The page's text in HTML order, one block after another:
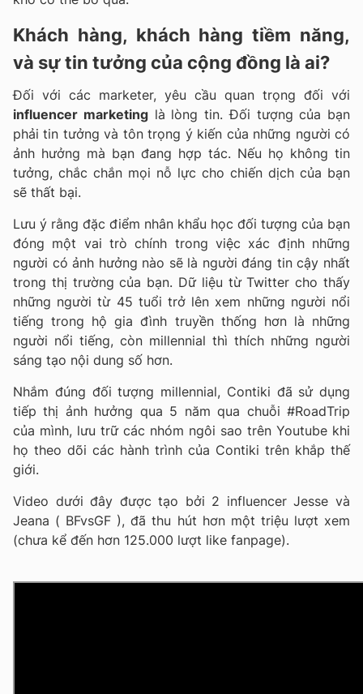
Khách hàng, khách hàng tiềm năng,
và sự tin tưởng của cộng đồng là ai?
Đối với các marketer, yêu cầu quan trọng đối với
influencer marketinglà lòng tin. Đối tượng của bạn
phải tin tưởng và tôn trọng ý kiến của những người có
ảnh hưởng mà bạn đang hợp tác. Nếu họ không tin
tưởng, chắc chắn mọi nỗ lực cho chiến dịch của bạn
sẽ thất bại.
Lưu ý rằng đặc điểm nhân khẩu học đối tượng của bạn
đóng một vai trò chính trong việc xác định những
người có ảnh hưởng nào sẽ là người đáng tin cậy nhất
trong thị trường của bạn. Dữ liệu từ Twitter cho thấy
những người từ 45 tuổi trở lên xem những người nổi
tiếng trong hộ gia đình truyền thống hơn là những
người nổi tiếng, còn millennial thì thích những người
sáng tạo nội dung số hơn.
Nhắm đúng đối tượng millennial, Contiki đã sử dụng
tiếp thị ảnh hưởng qua 5 năm qua chuỗi #RoadTrip
của mình, lưu trữ các nhóm ngôi sao trên Youtube khi
họ theo dõi các hành trình của Contiki trên khắp thế
giới.
Video dưới đây được tạo bởi 2 influencer Jesse và
Jeana ( BFvsGF ), đã thu hút hơn một triệu lượt xem
(chưa kể đến hơn 125.000 lượt like fanpage).